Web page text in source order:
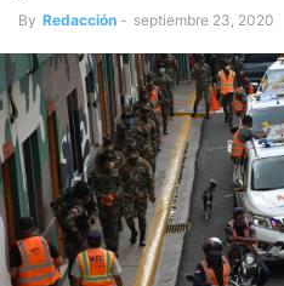
By Redacción - septiembre 23, 2020